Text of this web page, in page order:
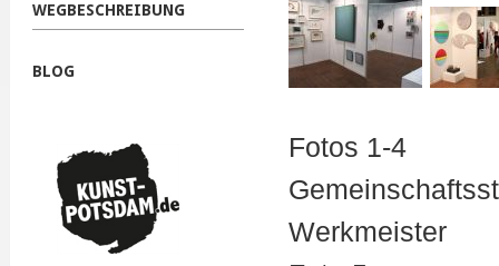
Fotos 1-4
Werkmeister
WEGBESCHREIBUNG
BLOG